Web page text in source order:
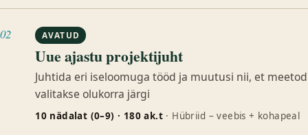
02 AVATUD
Uue ajastu projektijuht
Juhtida eri iseloomuga tööd ja muutusi nii, et meetod
valitakse olukorra järgi
10 nädalat (0–9) · 180 ak.t · Hübriid – veebis + kohapeal